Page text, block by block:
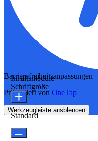
Barrierefreiheitsanpassungen
Präsentiert von OneTap
Werkzeugleiste ausblenden
Inhaltsmodule
Schriftgröße
Standard